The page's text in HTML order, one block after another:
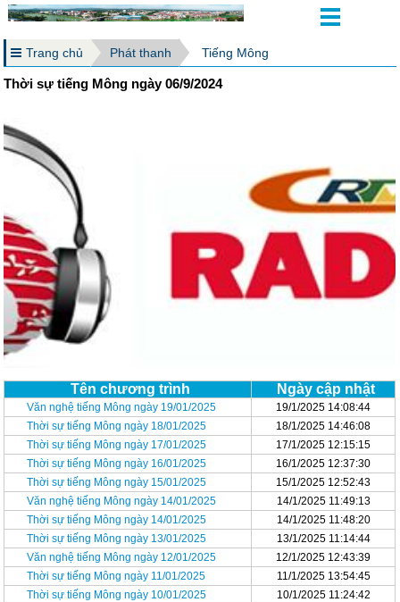
Trang chủ Phát thanh Tiếng Mông
Thời sự tiếng Mông ngày 06/9/2024
Tên chương trình Ngày cập nhật
Văn nghệ tiếng Mông ngày 19/01/2025
19/1/2025 14:08:44
Thời sự tiếng Mông ngày 18/01/2025
18/1/2025 14:46:08
Thời sự tiếng Mông ngày 17/01/2025
17/1/2025 12:15:15
Thời sự tiếng Mông ngày 16/01/2025
16/1/2025 12:37:30
Thời sự tiếng Mông ngày 15/01/2025
15/1/2025 12:52:43
Văn nghệ tiếng Mông ngày 14/01/2025
14/1/2025 11:49:13
Thời sự tiếng Mông ngày 14/01/2025
14/1/2025 11:48:20
Thời sự tiếng Mông ngày 13/01/2025
13/1/2025 11:14:44
Văn nghệ tiếng Mông ngày 12/01/2025
12/1/2025 12:43:39
Thời sự tiếng Mông ngày 11/01/2025
11/1/2025 13:54:45
Thời sự tiếng Mông ngày 10/01/2025
10/1/2025 11:24:42